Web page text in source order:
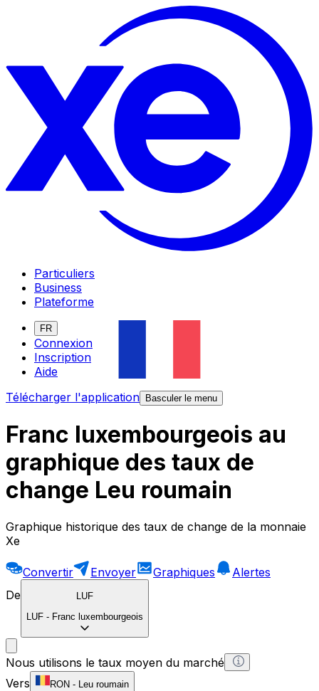
Particuliers
Business
Plateforme
FR
Connexion
Inscription
Aide
Télécharger l'application
Basculer le menu
Franc luxembourgeois au
graphique des taux de
change Leu roumain
Graphique historique des taux de change de la monnaie
Xe
Convertir Envoyer Graphiques
Alertes
De
LUF
LUF - Franc luxembourgeois
Nous utilisons le taux moyen du marché
Vers
RON - Leu roumain